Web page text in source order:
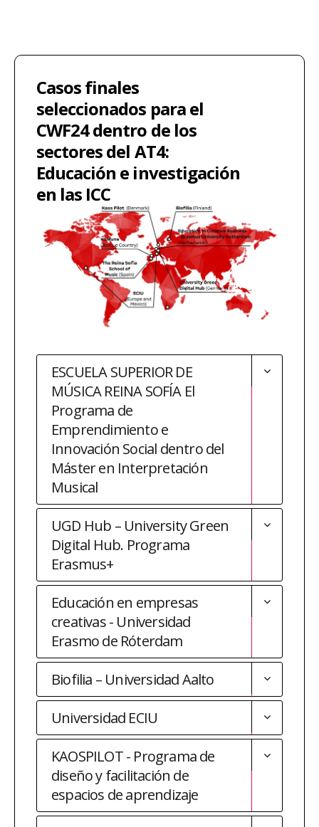
Casos finales
seleccionados para el
CWF24 dentro de los
sectores del AT4:
Educación e investigación
en las ICC
ESCUELA SUPERIOR DE
MÚSICA REINA SOFÍA El
Programa de
Emprendimiento e
Innovación Social dentro del
Máster en Interpretación
Musical
UGD Hub – University Green
Digital Hub. Programa
Erasmus+
Educación en empresas
creativas - Universidad
Erasmo de Róterdam
Biofilia – Universidad Aalto
Universidad ECIU
KAOSPILOT - Programa de
diseño y facilitación de
espacios de aprendizaje